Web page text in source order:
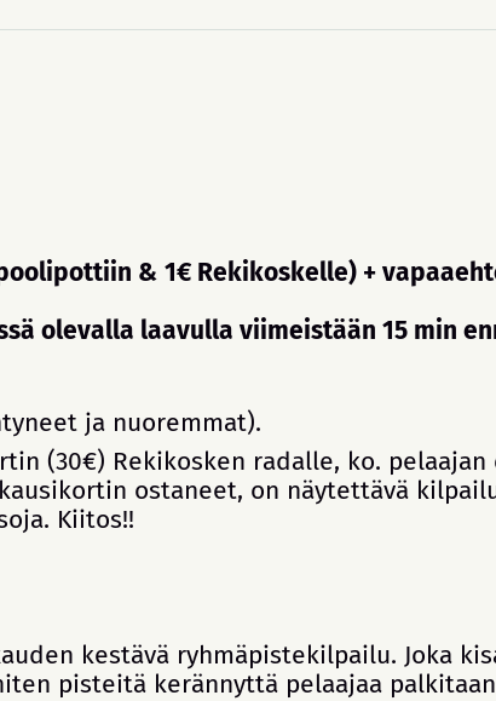
& 1€ Rekikoskelle) +
olevalla laavulla viimeistään 15 min
ja nuoremmat).
(30€) Rekikosken radalle, ko.
ostaneet, on näytettävä
Kiitos!!
kestävä ryhmäpistekilpailu. Joka
pisteitä kerännyttä pelaajaa palkitaan